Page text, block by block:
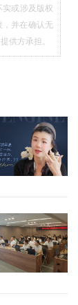
或涉及版权
并在确认无
供方承担。